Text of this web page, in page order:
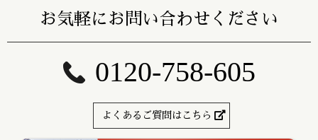
お気軽にお問い合わせください
0120-758-605
よくあるご質問はこちら